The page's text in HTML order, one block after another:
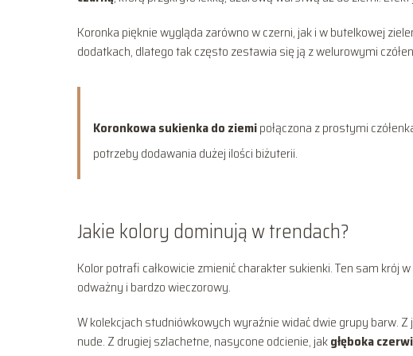
Koronka pięknie wygląda zarówno w czerni, jak i w butelkowej
dodatkach, dlatego tak często zestawia się ją z welurowymi
Koronkowa sukienka do ziemipołączona z prostymi
potrzeby dodawania dużej ilości biżuterii.
Jakie kolory dominują w trendach?
Kolor potrafi całkowicie zmienić charakter sukienki. Ten sam
odważny i bardzo wieczorowy.
W kolekcjach studniówkowych wyraźnie widać dwie grupy barw.
nude. Z drugiej szlachetne, nasycone odcienie, jakgłęboka